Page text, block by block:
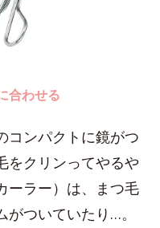
合わせる
コンパクトに鏡がつ
をクリンってやるや
ーラー）は、まつ毛
がついていたり…。